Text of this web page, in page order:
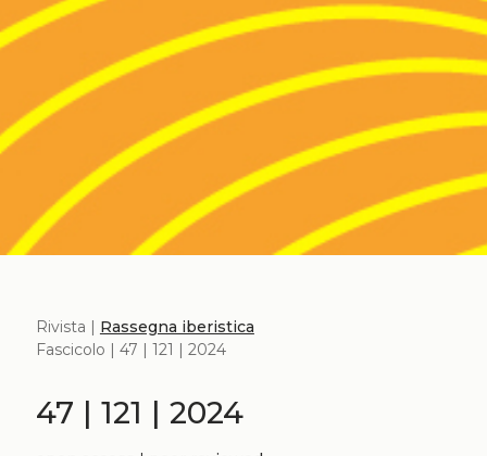
Rivista | Rassegna iberistica
Fascicolo | 47 | 121 | 2024
47 | 121 | 2024